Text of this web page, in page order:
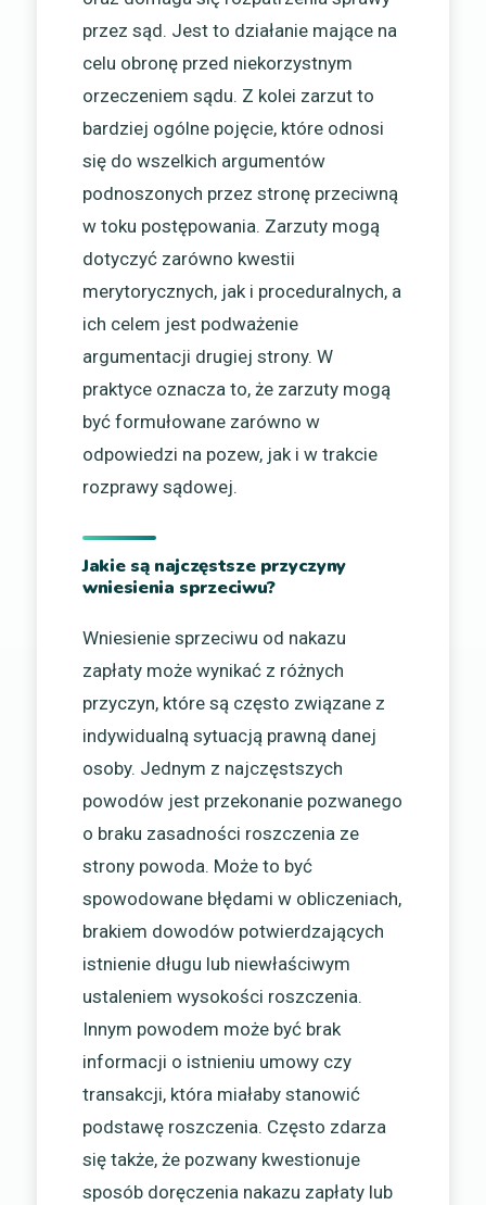
przez sąd. Jest to działanie mające na
celu obronę przed niekorzystnym
orzeczeniem sądu. Z kolei zarzut to
bardziej ogólne pojęcie, które odnosi
się do wszelkich argumentów
podnoszonych przez stronę przeciwną
w toku postępowania. Zarzuty mogą
dotyczyć zarówno kwestii
merytorycznych, jak i proceduralnych, a
ich celem jest podważenie
argumentacji drugiej strony. W
praktyce oznacza to, że zarzuty mogą
być formułowane zarówno w
odpowiedzi na pozew, jak i w trakcie
rozprawy sądowej.
Jakie są najczęstsze przyczyny
wniesienia sprzeciwu?
Wniesienie sprzeciwu od nakazu
zapłaty może wynikać z różnych
przyczyn, które są często związane z
indywidualną sytuacją prawną danej
osoby. Jednym z najczęstszych
powodów jest przekonanie pozwanego
o braku zasadności roszczenia ze
strony powoda. Może to być
spowodowane błędami w obliczeniach,
brakiem dowodów potwierdzających
istnienie długu lub niewłaściwym
ustaleniem wysokości roszczenia.
Innym powodem może być brak
informacji o istnieniu umowy czy
transakcji, która miałaby stanowić
podstawę roszczenia. Często zdarza
się także, że pozwany kwestionuje
sposób doręczenia nakazu zapłaty lub